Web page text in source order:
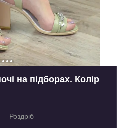
на підборах. Колір
Роздріб